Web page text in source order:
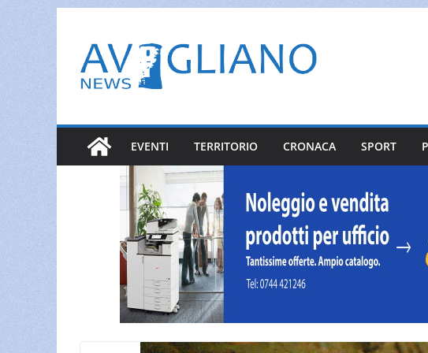
contenuto
EVENTI TERRITORIO CRONACA SPORT